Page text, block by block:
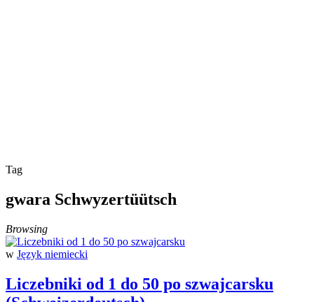
Tag
gwara Schwyzertüütsch
Browsing
w Język niemiecki
Liczebniki od 1 do 50 po szwajcarsku